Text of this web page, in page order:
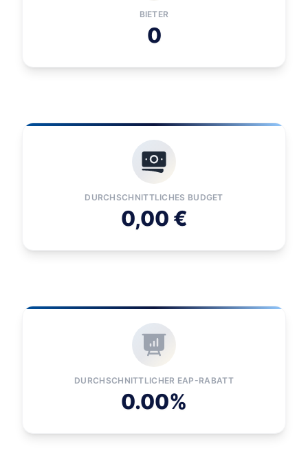
BIETER
0
DURCHSCHNITTLICHES BUDGET
0,00 €
DURCHSCHNITTLICHER EAP-RABATT
0.00%